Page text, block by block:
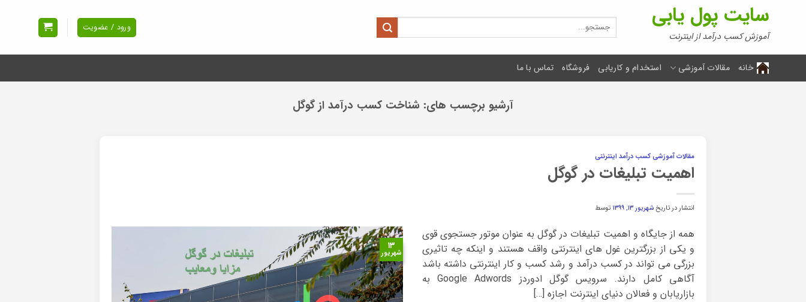
سایت پول یابی
آموزش کسب درآمد از اینترنت
جستجو
برای:
ورود / عضویت
خانه مقالات آموزشی استخدام و کاریابی فروشگاه تماس با ما
آرشیو برچسب های: شناخت کسب درآمد از گوگل
مقالات آموزشی کسب درآمد اینترنتی
اهمیت تبلیغات در گوگل
انتشار در تاریخشهریور ۱۳, ۱۳۹۹ توسط
۱۳
شهریور
همه از جایگاه و اهمیت تبلیغات در گوگل به عنوان موتور جستجوی قوی
و یکی از بزرگترین غول های اینترنتی واقف هستند و اینکه چه تاثیری
بزرگی می تواند در کسب درآمد و رشد کسب و کار اینترنتی داشته باشد
آگاهی کامل دارند. سرویس گوگل ادوردز Google Adwords به
بازاریابان و فعالان دنیای اینترنت اجازه […]